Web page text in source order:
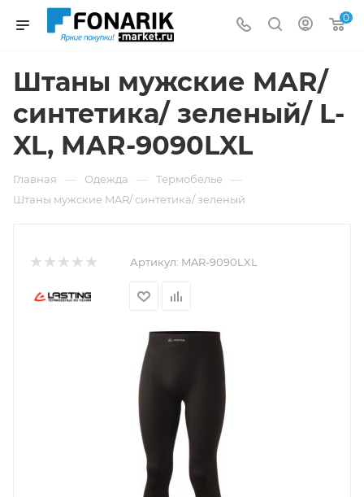
0
Штаны мужские MAR/
синтетика/ зеленый/ L-
XL, MAR-9090LXL
Главная — Одежда — Термобелье —
Штаны мужские MAR/ синтетика/ зеленый
Артикул: MAR-9090LXL